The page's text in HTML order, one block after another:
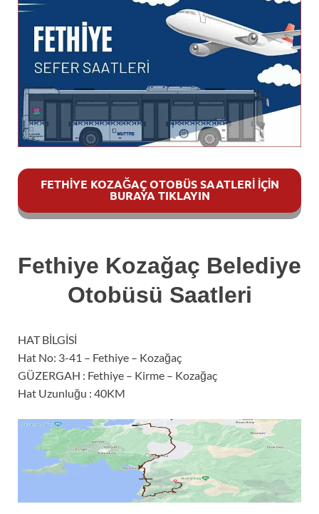
FETHIYE KOZAĞAÇ OTOBÜS SAATLERI İÇIN
BURAYA TIKLAYIN
Fethiye Kozağaç Belediye
Otobüsü Saatleri
HAT BİLGİSİ
Hat No: 3-41 – Fethiye – Kozağaç
GÜZERGAH : Fethiye – Kirme – Kozağaç
Hat Uzunluğu : 40KM